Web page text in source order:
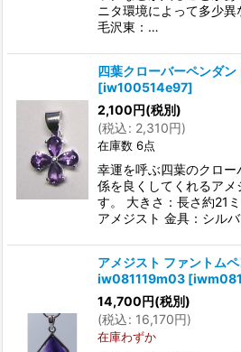
ニタ環境によって多少異
毛沢東：…
四葉クローバーペンダ
[iw100514e97]
2,100円(税別)
(税込: 2,310円)
在庫数 6点
幸運を呼ぶ四葉のクロ
係を良くしてくれるアメ
す。 大きさ：長さ約21
アメジスト 金具：シル
アメジスト ファントム
iw081119m03 [
14,700円(税別)
(税込: 16,170円)
在庫わずか